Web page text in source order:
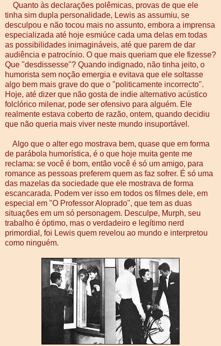
Quanto às declarações polêmicas, provas de que ele
tinha sim dupla personalidade, Lewis as assumiu, se
desculpou e não tocou mais no assunto, embora a imprensa
especializada até hoje esmiúce cada uma delas em todas
as possibilidades inimagináveis, até que parem de dar
audiência e patrocínio. O que mais queriam que ele fizesse?
Que "desdissesse"? Quando indignado, não tinha jeito, o
humorista sem noção emergia e evitava que ele soltasse
algo bem mais grave do que o "politicamente incorrecto".
Hoje, até dizer que não gosta de indie alternativo acústico
folclórico milenar, pode ser ofensivo para alguém. Ele
realmente estava coberto de razão, ontem, quando decidiu
que não queria mais viver neste mundo insuportável.
Algo que o alter ego mostrava bem, quase que em forma
de parábola humorística, é o que hoje muita gente me
reclama: se você é bom, então você é só um amigo, para
romance as pessoas preferem quem as faz sofrer. É só uma
das mazelas da sociedade que ele mostrava de forma
escancarada. Podem ver isso em todos os filmes dele, em
especial em "O Professor Aloprado", que tem as duas
situações em um só personagem. Desculpe, Murph, seu
trabalho é óptimo, mas o verdadeiro e legítimo nerd
primordial, foi Lewis quem revelou ao mundo e interpretou
como ninguém.